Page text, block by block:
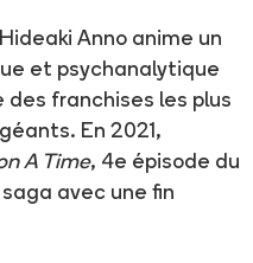
Anno anime un
et psychanalytique
des franchises les plus
En 2021,
A Time, 4e épisode du
avec une fin